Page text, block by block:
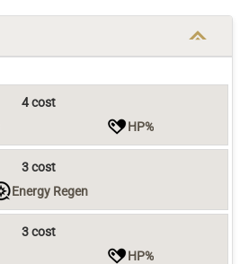
4 cost
HP%
3 cost
Energy Regen
3 cost
HP%